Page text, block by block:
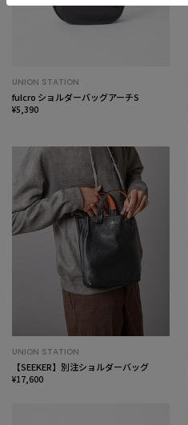
UNION STATION
fulcro ショルダーバッグアーチS
¥5,390
UNION STATION
【SEEKER】別注ショルダーバッグ
¥17,600